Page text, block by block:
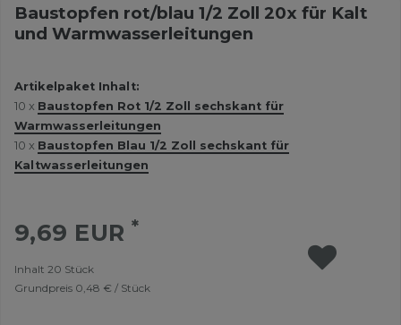
Baustopfen rot/blau 1/2 Zoll 20x für Kalt
und Warmwasserleitungen
Artikelpaket Inhalt:
10 x Baustopfen Rot 1/2 Zoll sechskant für
Warmwasserleitungen
10 x Baustopfen Blau 1/2 Zoll sechskant für
Kaltwasserleitungen
9,69 EUR*
Inhalt 20 Stück
Grundpreis 0,48 € / Stück